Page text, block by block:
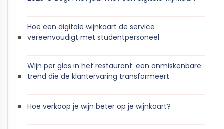
Hoe een digitale wijnkaart de service
vereenvoudigt met studentpersoneel
Wijn per glas in het restaurant: een onmiskenbare
trend die de klantervaring transformeert
Hoe verkoop je wijn beter op je wijnkaart?